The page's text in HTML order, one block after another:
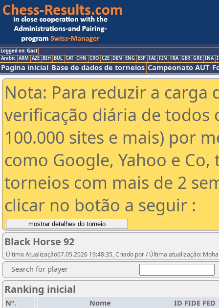
Logged on: Gast
Arabic ARM AZE BIH BUL CAT CHN CRO CZE DEN ENG ESP FAI FIN FRA GER GRE INA
Pagina inicial Base de dados de torneios Campeonato AUT
Nota: Para reduzir a carga
verificação diária de todos
100.000 sites e mais) por
como Google, Yahoo e
torneios com mais de 2
clicar no botão a seguir :
Black Horse 92
Última Atualização07.05.2026 19:48:35, Criado por / Última atualização:
Search for player
Ranking inicial
Nº. Nome ID FIDE FED